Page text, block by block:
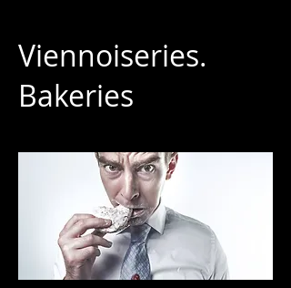
Viennoiseries.
Bakeries